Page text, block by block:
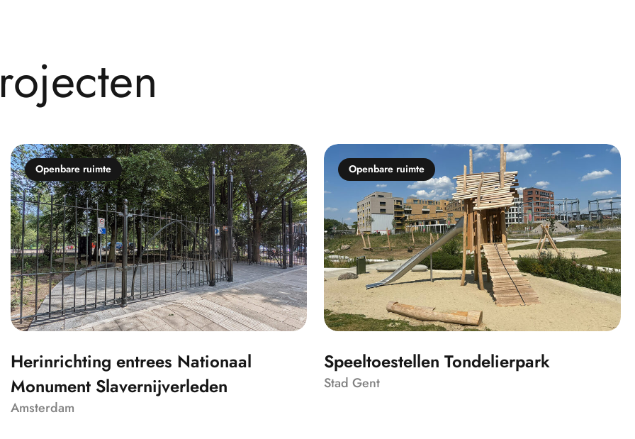
ojecten
Openbare ruimte
Herinrichting entrees Nationaal
Monument Slavernijverleden
Amsterdam
Openbare ruimte
Speeltoestellen Tondelierpark
Stad Gent